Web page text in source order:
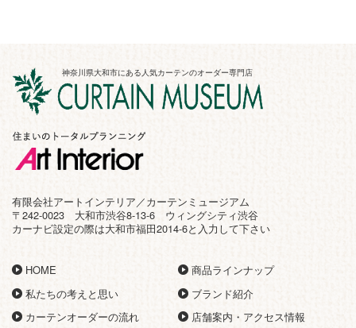
神奈川県大和市にある人気カーテンのオーダー専門店
有限会社アートインテリア／カーテンミュージアム
〒242-0023 大和市渋谷8-13-6 ウィングシティ渋谷
カーナビ設定の際は大和市福田2014-6と入力して下さい
HOME
私たちの考えと思い
カーテンオーダーの流れ
商品ラインナップ
ブランド紹介
店舗案内・アクセス情報